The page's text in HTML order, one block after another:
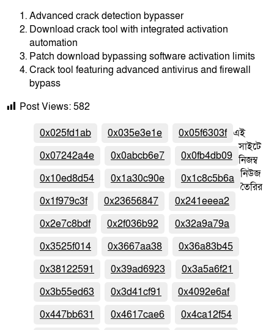
Advanced crack detection bypasser
Download crack tool with integrated activation
automation
Patch download bypassing software activation limits
Crack tool featuring advanced antivirus and firewall
bypass
Post Views:582
0x025fd1ab
0x035e3e1e
0x05f6303f
0x07242a4e
0x0abcb6e7
0x0fb4db09
0x10ed8d54
0x1a30c90e
0x1c8c5b6a
0x1f979c3f
0x23656847
0x241eeea2
0x2e7c8bdf
0x2f036b92
0x32a9a79a
0x3525f014
0x3667aa38
0x36a83b45
0x38122591
0x39ad6923
0x3a5a6f21
0x3b55ed63
0x3d41cf91
0x4092e6af
0x447bb631
0x4617cae6
0x4ca12f54
এই
সাইটে
নিজম্ব
নিউজ
তৈরির